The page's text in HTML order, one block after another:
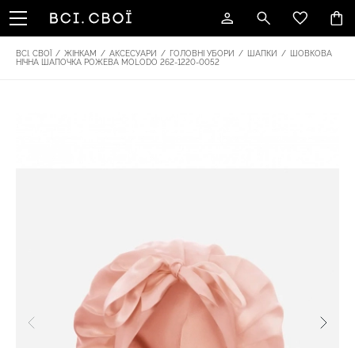
ВСІ. СВОЇ / ЖІНКАМ / АКСЕСУАРИ / ГОЛОВНІ УБОРИ / ШАПКИ /
ШОВКОВА
НІЧНА ШАПОЧКА РОЖЕВА MOLODO 262-1220-0052